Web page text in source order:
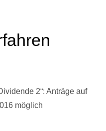
2“: Anträge auf
möglich